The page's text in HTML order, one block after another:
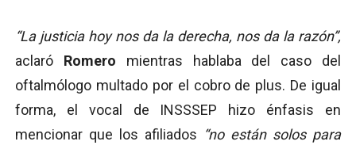
“La justicia hoy nos da la derecha, nos da la razón”,
aclaró Romero mientras hablaba del caso del
oftalmólogo multado por el cobro de plus. De igual
forma, el vocal de INSSSEP hizo énfasis en
mencionar que los afiliados “no están solos para